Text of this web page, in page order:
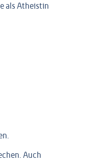
als Atheistin
Auch